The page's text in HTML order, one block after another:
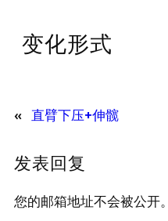
变化形式
« 直臂下压+伸髋
发表回复
您的邮箱地址不会被公开。